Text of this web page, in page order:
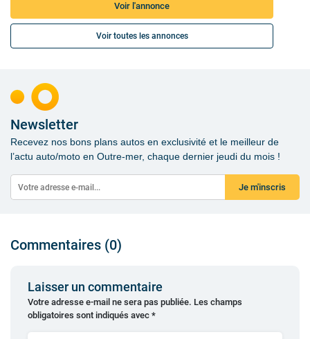
Voir l'annonce
Voir toutes les annonces
Newsletter
Recevez nos bons plans autos en exclusivité et le meilleur de
l’actu auto/moto en Outre-mer, chaque dernier jeudi du mois !
Je m'inscris
Commentaires (0)
Laisser un commentaire
Votre adresse e-mail ne sera pas publiée. Les champs
obligatoires sont indiqués avec *